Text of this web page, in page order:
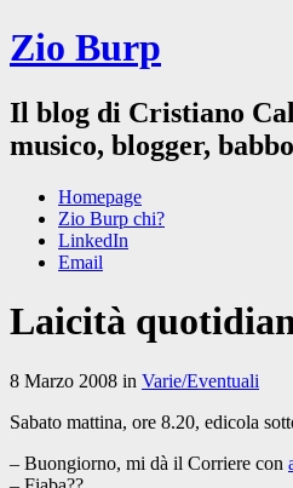
Zio Burp
Il blog di Cristiano
musico, blogger,
Homepage
Zio Burp chi?
LinkedIn
Email
Laicità
8 Marzo 2008 in Varie/Eventuali
Sabato mattina, ore 8.20, edicola
– Buongiorno, mi dà il Corriere con